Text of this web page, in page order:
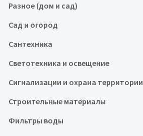
Разное (дом и сад)
Сад и огород
Сантехника
Светотехника и освещение
Сигнализации и охрана территории
Строительные материалы
Фильтры воды